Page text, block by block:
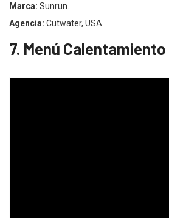
Marca: Sunrun.
Agencia: Cutwater, USA.
7. Menú Calentamiento